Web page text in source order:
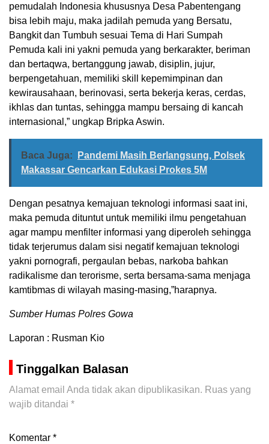
pemudalah Indonesia khususnya Desa Pabentengang
bisa lebih maju, maka jadilah pemuda yang Bersatu,
Bangkit dan Tumbuh sesuai Tema di Hari Sumpah
Pemuda kali ini yakni pemuda yang berkarakter, beriman
dan bertaqwa, bertanggung jawab, disiplin, jujur,
berpengetahuan, memiliki skill kepemimpinan dan
kewirausahaan, berinovasi, serta bekerja keras, cerdas,
ikhlas dan tuntas, sehingga mampu bersaing di kancah
internasional,” ungkap Bripka Aswin.
Baca Juga:
Pandemi Masih Berlangsung, Polsek
Makassar Gencarkan Edukasi Prokes 5M
Dengan pesatnya kemajuan teknologi informasi saat ini,
maka pemuda dituntut untuk memiliki ilmu pengetahuan
agar mampu menfilter informasi yang diperoleh sehingga
tidak terjerumus dalam sisi negatif kemajuan teknologi
yakni pornografi, pergaulan bebas, narkoba bahkan
radikalisme dan terorisme, serta bersama-sama menjaga
kamtibmas di wilayah masing-masing,”harapnya.
Sumber Humas Polres Gowa
Laporan : Rusman Kio
Tinggalkan Balasan
Alamat email Anda tidak akan dipublikasikan. Ruas yang
wajib ditandai *
Komentar *